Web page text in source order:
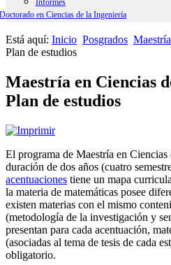
Requisitos de ingreso
Examen de admisión
Inscripción
Informes
Doctorado en Ciencias de la Ingeniería
Perfil ingreso-egreso
Misión y visión
Plan de estudios
Estudiantes
Egresados
Núcleo Académico
Acentuaciones y LIES
Tutorías
Productividad Académica
Resumen
Artículos Indexados
Recursos Humanos
Congresos Internacionales
Vinculación
Organización del Programa
Admisión
Proceso de admisión
Requisitos de preinscripción
Proceso de egreso
Preguntas frecuentes
Informes
Está aquí: Inicio Posgrados
Plan de estudios
Maestría en Ciencias
Plan de estudios
El programa de Maestría en
duración de dos años (cuatro
acentuaciones tiene un mapa
la materia de matemáticas posee
existen materias con el mismo
(metodología de la investigación y
presentan para cada acentuación,
(asociadas al tema de tesis de cada
obligatorio.